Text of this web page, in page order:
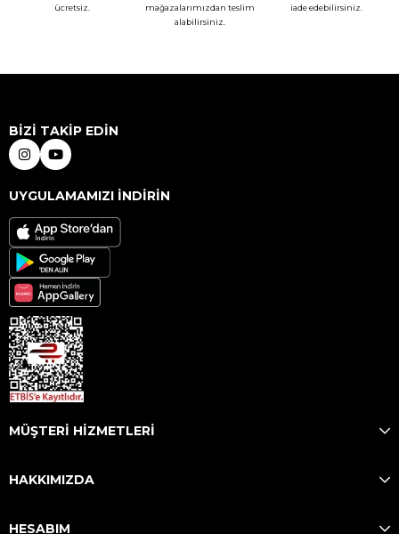
ücretsiz.
mağazalarımızdan teslim
alabilirsiniz.
iade edebilirsiniz.
BİZİ TAKİP EDİN
UYGULAMAMIZI İNDİRİN
MÜŞTERİ HİZMETLERİ
HAKKIMIZDA
HESABIM